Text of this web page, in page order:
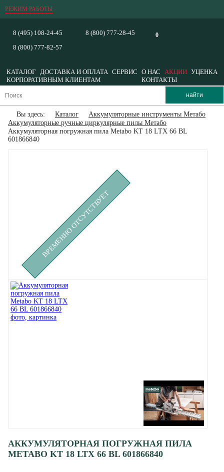
РЕЖИМ РАБОТЫ
0
8 (495) 108-24-45
8 (800) 777-82-57
8 (800) 777-28-45
КАТАЛОГ ДОСТАВКА И ОПЛАТА СЕРВИС О НАС АКЦИИ УЦЕНКА
КОРПОРАТИВНЫМ КЛИЕНТАМ
КОНТАКТЫ
Вы здесь: Каталог
Аккумуляторные инструменты Метабо
Аккумуляторные ручные циркулярные пилы Метабо
Аккумуляторная погружная пила Metabo KT 18 LTX 66 BL
601866840
ВРЕМЕННО ОТСУТСТВУЕТ
АККУМУЛЯТОРНАЯ ПОГРУЖНАЯ ПИЛА
METABO KT 18 LTX 66 BL 601866840